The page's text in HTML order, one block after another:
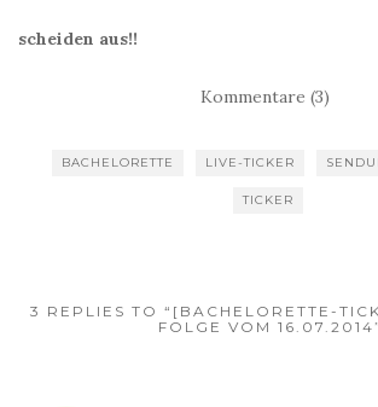
scheiden aus!!
Kommentare (3)
BACHELORETTE LIVE-TICKER
TICKER
3 REPLIES TO “[BACHELORETTE-
FOLGE VOM 16.07.2014”